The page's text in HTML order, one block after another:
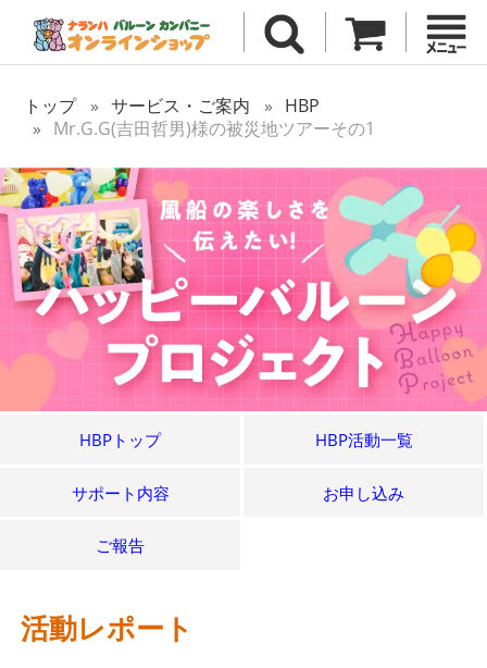
トップ サービス・ご案内
HBP
Mr.G.G(吉田哲男)様の被災地ツアーその1
HBPトップ HBP活動一覧
サポート内容 お申し込み
ご報告
活動レポート